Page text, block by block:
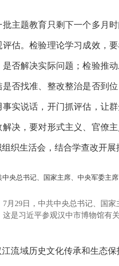
主题教育只剩下一个多月
估。检验理论学习成效，
否解决实际问题；检验推
否找准、整改整治是否到
事实说话，开门抓评估，让
决，要对形式主义、官僚
织生活会，结合学查改开
7月29日，中共中央总书记、国
这是习近平参观汉中市博物馆有
流域历史文化传承和生态